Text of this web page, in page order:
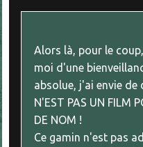
Alors là, pour le
moi d'une
absolue, j'ai envie de
N'EST PAS UN FILM
DE NOM !
Ce gamin n'est pas